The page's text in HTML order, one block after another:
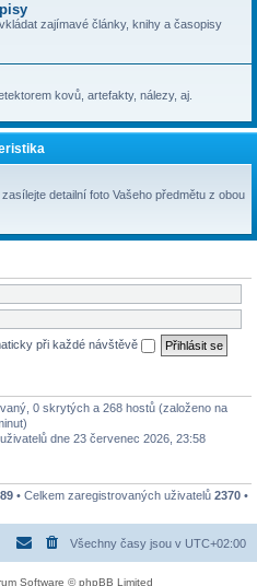
zajímavé články, knihy a časopisy
kovů, artefakty, nálezy, aj.
detailní foto Vašeho předmětu z obou
při každé návštěvě
0 skrytých a 268 hostů (založeno na
uživatelů dne 23 červenec 2026, 23:58
• Celkem zaregistrovaných uživatelů 2370 •
Všechny časy jsou v UTC+02:00
Software © phpBB Limited